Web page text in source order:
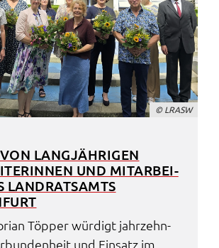
© LRASW
LANG­JÄH­RI­GEN
UND MITAR­BEI­
LAND­RATS­AMTS
Töpper würdigt jahr­zehn­
und Einsatz im